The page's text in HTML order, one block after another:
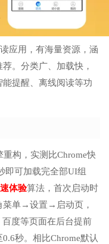
应用，有海量资源，涵
。分类广、加载快，
提醒、离线阅读等功
构，实测比Chrome快
即可加载完全部UI组
体验算法，首次启动时
菜单→设置→启动页，
度等页面在后台提前
秒。相比Chrome默认